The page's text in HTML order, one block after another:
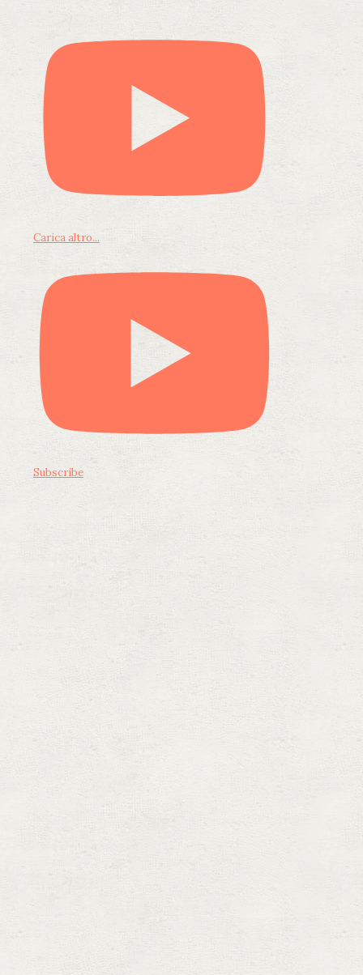
Carica altro...
Subscribe